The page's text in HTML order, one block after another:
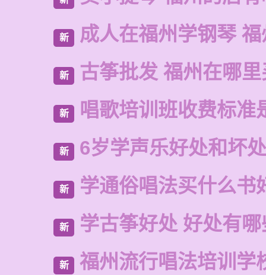
新 成人在福州学钢琴
新 古筝批发 福州在哪
新 唱歌培训班收费标准
新 6岁学声乐好处和坏处
新 学通俗唱法买什么书
新 学古筝好处 好处有哪
新 福州流行唱法培训学